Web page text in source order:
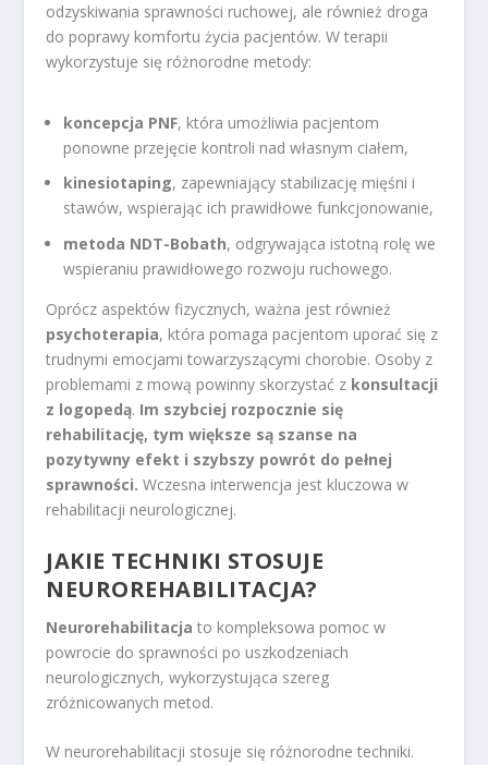
odzyskiwania sprawności ruchowej, ale również droga
do poprawy komfortu życia pacjentów. W terapii
wykorzystuje się różnorodne metody:
koncepcja PNF, która umożliwia pacjentom
ponowne przejęcie kontroli nad własnym ciałem,
kinesiotaping, zapewniający stabilizację mięśni i
stawów, wspierając ich prawidłowe funkcjonowanie,
metoda NDT-Bobath, odgrywająca istotną rolę we
wspieraniu prawidłowego rozwoju ruchowego.
Oprócz aspektów fizycznych, ważna jest również
psychoterapia, która pomaga pacjentom uporać się z
trudnymi emocjami towarzyszącymi chorobie. Osoby z
problemami z mową powinny skorzystać z konsultacji
z logopedą. Im szybciej rozpocznie się
rehabilitację, tym większe są szanse na
pozytywny efekt i szybszy powrót do pełnej
sprawności. Wczesna interwencja jest kluczowa w
rehabilitacji neurologicznej.
JAKIE TECHNIKI STOSUJE
NEUROREHABILITACJA?
Neurorehabilitacja to kompleksowa pomoc w
powrocie do sprawności po uszkodzeniach
neurologicznych, wykorzystująca szereg
zróżnicowanych metod.
W neurorehabilitacji stosuje się różnorodne techniki.